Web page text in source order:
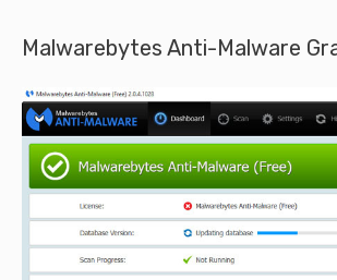
Malwarebytes Anti-Malware